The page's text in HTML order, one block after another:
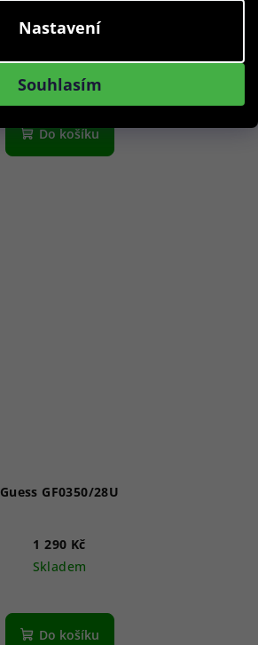
Nastavení
Souhlasím
Skladem
Do košíku
Guess GF0350/28U
1 290 Kč
Skladem
Do košíku